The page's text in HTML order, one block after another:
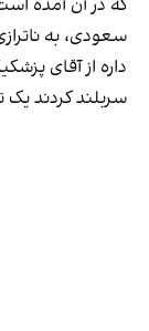
که در آن آمده
سعودی، به
داره از آقای
سربلند کردند